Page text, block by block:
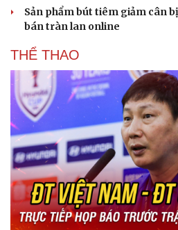
Sản phẩm bút tiêm giảm cân
bán tràn lan online
THỂ THAO